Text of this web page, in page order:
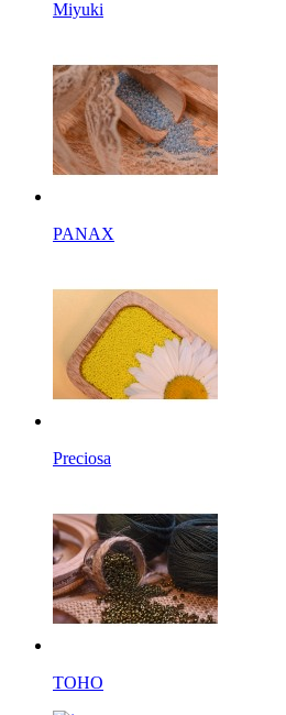
Miyuki
PANAX
Preciosa
TOHO